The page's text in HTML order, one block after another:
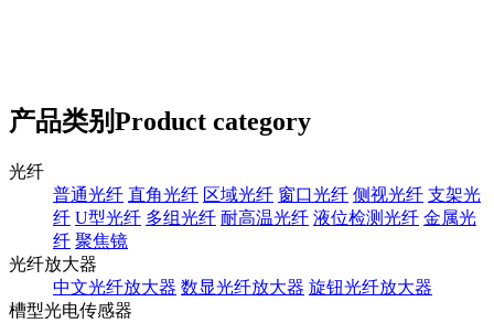
产品类别Product category
光纤
普通光纤 直角光纤 区域光纤 窗口光纤 侧视光纤 支架光
纤 U型光纤 多组光纤 耐高温光纤 液位检测光纤 金属光
纤 聚焦镜
光纤放大器
中文光纤放大器 数显光纤放大器 旋钮光纤放大器
槽型光电传感器